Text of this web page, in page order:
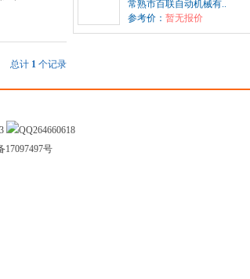
总计 1 个记录
常熟市百联自动机械有..
参考价： 暂无报价
264660618
17097497号